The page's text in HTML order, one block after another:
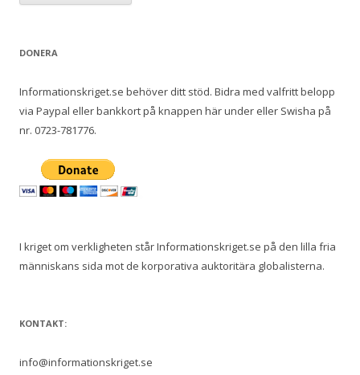
DONERA
Informationskriget.se behöver ditt stöd. Bidra med valfritt belopp
via Paypal eller bankkort på knappen här under eller Swisha på
nr. 0723-781776.
I kriget om verkligheten står Informationskriget.se på den lilla fria
människans sida mot de korporativa auktoritära globalisterna.
KONTAKT:
info@informationskriget.se